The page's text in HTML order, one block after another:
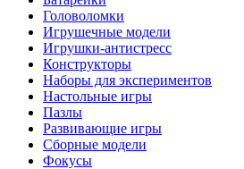
Головоломки
Игрушечные модели
Игрушки-антистресс
Конструкторы
Наборы для экспериментов
Настольные игры
Пазлы
Развивающие игры
Сборные модели
Фокусы